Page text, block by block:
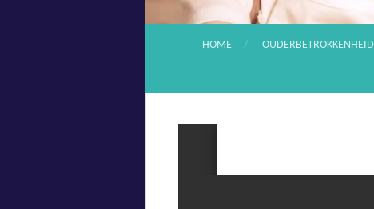
HOME OUDERBETROKKENHEID